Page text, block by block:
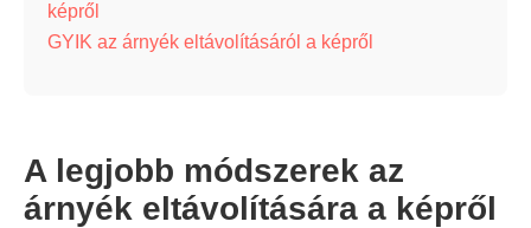
képről
GYIK az árnyék eltávolításáról a képről
A legjobb módszerek az
árnyék eltávolítására a képről